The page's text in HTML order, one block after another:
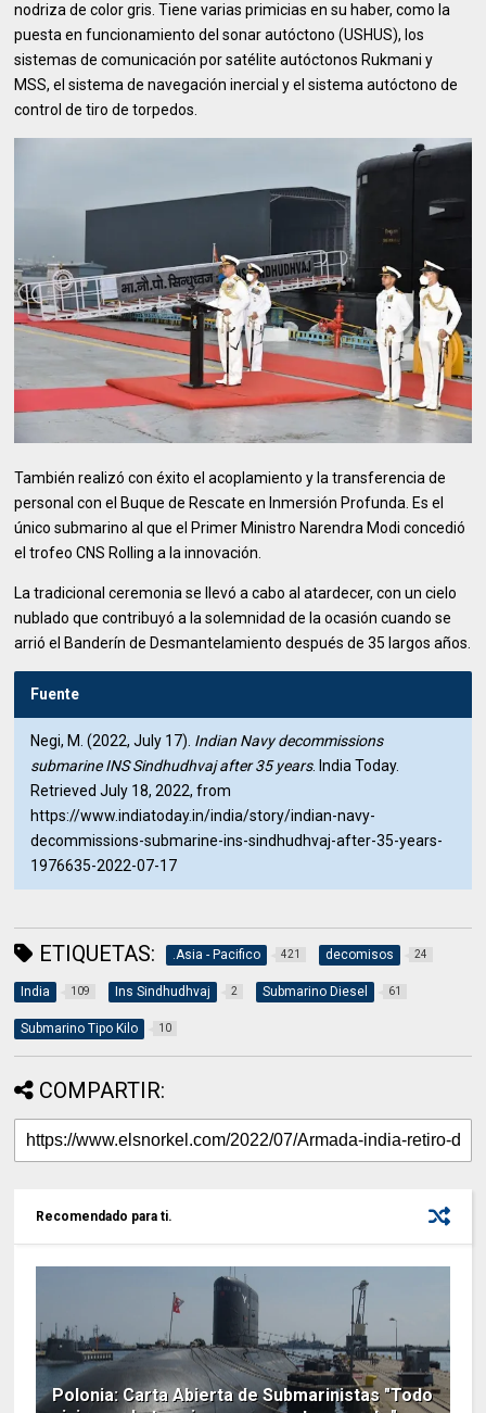
nodriza de color gris. Tiene varias primicias en su haber, como la
puesta en funcionamiento del sonar autóctono (USHUS), los
sistemas de comunicación por satélite autóctonos Rukmani y
MSS, el sistema de navegación inercial y el sistema autóctono de
control de tiro de torpedos.
También realizó con éxito el acoplamiento y la transferencia de
personal con el Buque de Rescate en Inmersión Profunda. Es el
único submarino al que el Primer Ministro Narendra Modi concedió
el trofeo CNS Rolling a la innovación.
La tradicional ceremonia se llevó a cabo al atardecer, con un cielo
nublado que contribuyó a la solemnidad de la ocasión cuando se
arrió el Banderín de Desmantelamiento después de 35 largos años.
Fuente
Negi, M. (2022, July 17). Indian Navy decommissions
submarine INS Sindhudhvaj after 35 years. India Today.
Retrieved July 18, 2022, from
https://www.indiatoday.in/india/story/indian-navy-
decommissions-submarine-ins-sindhudhvaj-after-35-years-
1976635-2022-07-17
ETIQUETAS: .Asia - Pacifico 421 decomisos 24
India 109 Ins Sindhudhvaj 2 Submarino Diesel 61
Submarino Tipo Kilo 10
COMPARTIR:
Recomendado para ti.
Polonia: Carta Abierta de Submarinistas "Todo